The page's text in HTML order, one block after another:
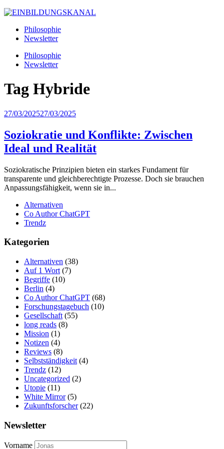
Philosophie
Newsletter
Philosophie
Newsletter
Tag Hybride
27/03/202527/03/2025
Soziokratie und Konflikte: Zwischen
Ideal und Realität
Soziokratische Prinzipien bieten ein starkes Fundament für
transparente und gleichberechtigte Prozesse. Doch sie brauchen
Anpassungsfähigkeit, wenn sie in...
Alternativen
Co Author ChatGPT
Trendz
Kategorien
Alternativen (38)
Auf 1 Wort (7)
Begriffe (10)
Berlin (4)
Co Author ChatGPT (68)
Forschungstagebuch (10)
Gesellschaft (55)
long reads (8)
Mission (1)
Notizen (4)
Reviews (8)
Selbstständigkeit (4)
Trendz (12)
Uncategorized (2)
Utopie (11)
White Mirror(5)
Zukunftsforscher(22)
Newsletter
Vorname